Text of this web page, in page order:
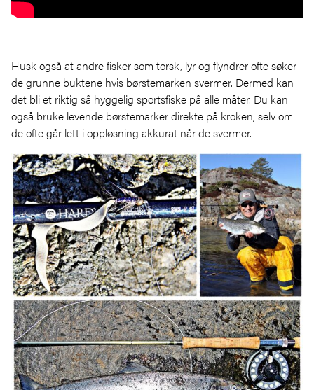
Husk også at andre fisker som torsk, lyr og flyndrer ofte søker
de grunne buktene hvis børstemarken svermer. Dermed kan
det bli et riktig så hyggelig sportsfiske på alle måter. Du kan
også bruke levende børstemarker direkte på kroken, selv om
de ofte går lett i oppløsning akkurat når de svermer.